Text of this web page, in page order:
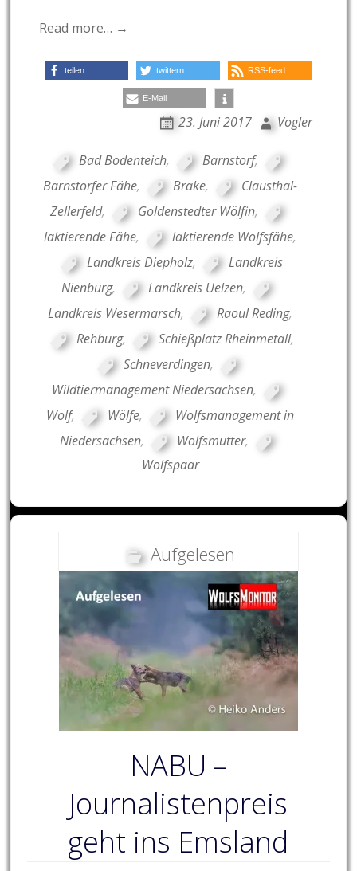
Read more… →
teilen twittern RSS-feed
E-Mail
23. Juni 2017 Vogler
Bad Bodenteich, Barnstorf,
Barnstorfer Fähe, Brake,
Clausthal-
Zellerfeld, Goldenstedter Wölfin,
laktierende Fähe, laktierende Wolfsfähe,
Landkreis Diepholz,
Landkreis
Nienburg, Landkreis Uelzen,
Landkreis Wesermarsch, Raoul Reding,
Rehburg, Schießplatz Rheinmetall,
Schneverdingen,
Wildtiermanagement Niedersachsen,
Wolf, Wölfe,
Wolfsmanagement in
Niedersachsen, Wolfsmutter,
Wolfspaar
Aufgelesen
NABU –
Journalistenpreis
geht ins Emsland